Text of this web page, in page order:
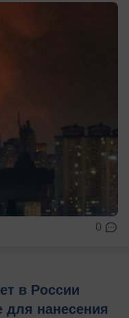
0
в России
для нанесения